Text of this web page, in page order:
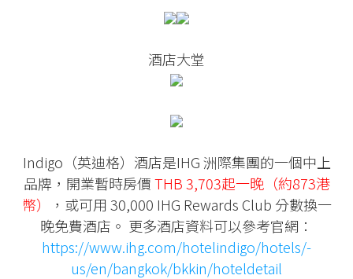
酒店大堂
Indigo（英迪格）酒店是IHG 洲際集團的一個中上
品牌，開業暫時房價THB 3,703起一晚（約873港
幣）
，或可用 30,000 IHG Rewards Club 分數換一
晚免費酒店。 更多酒店資料可以參考官網：
https://www.ihg.com/hotelindigo/hotels/-
us/en/bangkok/bkkin/hoteldetail